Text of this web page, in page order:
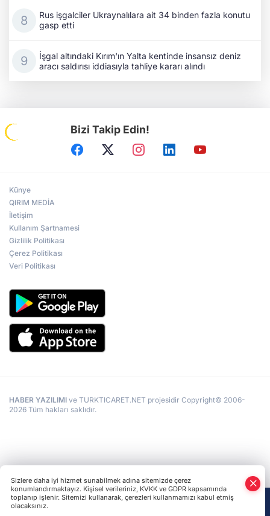
Rus işgalciler Ukraynalılara ait 34 binden fazla konutu
gasp etti
İşgal altındaki Kırım'ın Yalta kentinde insansız deniz
aracı saldırısı iddiasıyla tahliye kararı alındı
Bizi Takip Edin!
Künye
QIRIM MEDİA
İletişim
Kullanım Şartnamesi
Gizlilik Politikası
Çerez Politikası
Veri Politikası
HABER YAZILIMI ve TURKTICARET.NET projesidir Copyright© 2006-
2026 Tüm hakları saklıdır.
Sizlere daha iyi hizmet sunabilmek adına sitemizde çerez
konumlandırmaktayız. Kişisel verileriniz, KVKK ve GDPR kapsamında
toplanıp işlenir. Sitemizi kullanarak, çerezleri kullanmamızı kabul etmiş
olacaksınız.